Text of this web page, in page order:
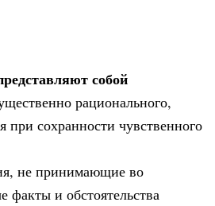
собой
рационального,
при сохранности чувственного
не принимающие во
факты и обстоятельства